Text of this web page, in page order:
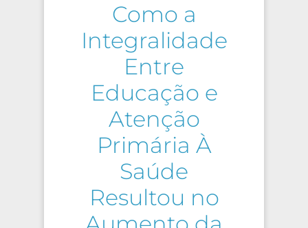
Como a
Integralidade
Entre
Educação e
Atenção
Primária À
Saúde
Resultou no